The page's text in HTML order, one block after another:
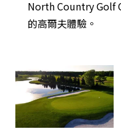
North Country Golf
的高爾夫體驗。